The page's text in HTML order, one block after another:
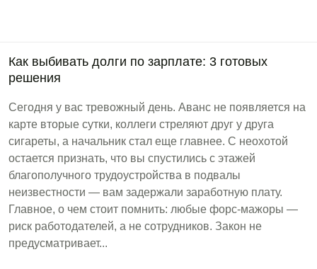
Как выбивать долги по зарплате: 3 готовых
решения
Сегодня у вас тревожный день. Аванс не появляется на
карте вторые сутки, коллеги стреляют друг у друга
сигареты, а начальник стал еще главнее. С неохотой
остается признать, что вы спустились с этажей
благополучного трудоустройства в подвалы
неизвестности — вам задержали заработную плату.
Главное, о чем стоит помнить: любые форс-мажоры —
риск работодателей, а не сотрудников. Закон не
предусматривает...